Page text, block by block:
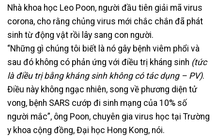
Nhà khoa học Leo Poon, người đầu tiên giải mã virus
corona, cho rằng chủng virus mới chắc chắn đã phát
sinh từ động vật rồi lây sang con người.
“Những gì chúng tôi biết là nó gây bệnh viêm phổi và
sau đó không có phản ứng với điều trị kháng sinh (tức
là điều trị bằng kháng sinh không có tác dụng – PV).
Điều này không ngạc nhiên, song về phương diện tử
vong, bệnh SARS cướp đi sinh mạng của 10% số
người mắc”, ông Poon, chuyên gia virus học tại Trường
y khoa cộng đồng, Đại học Hong Kong, nói.